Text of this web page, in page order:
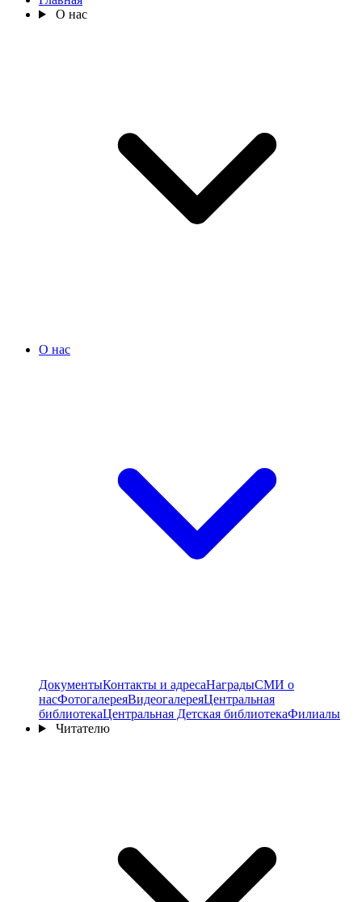
О нас
О нас
ДокументыКонтакты и адресаНаградыСМИ о
насФотогалереяВидеогалереяЦентральная
библиотекаЦентральная Детская библиотекаФилиалы
Читателю